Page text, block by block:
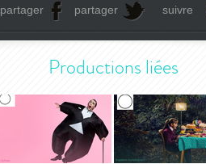
partager partager suivre
Productions liées